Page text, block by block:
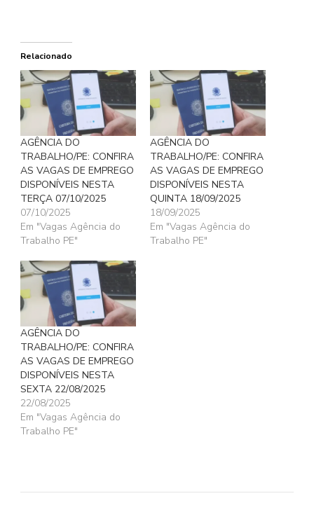
Relacionado
AGÊNCIA DO
TRABALHO/PE: CONFIRA
AS VAGAS DE EMPREGO
DISPONÍVEIS NESTA
TERÇA 07/10/2025
07/10/2025
Em "Vagas Agência do
Trabalho PE"
AGÊNCIA DO
TRABALHO/PE: CONFIRA
AS VAGAS DE EMPREGO
DISPONÍVEIS NESTA
QUINTA 18/09/2025
18/09/2025
Em "Vagas Agência do
Trabalho PE"
AGÊNCIA DO
TRABALHO/PE: CONFIRA
AS VAGAS DE EMPREGO
DISPONÍVEIS NESTA
SEXTA 22/08/2025
22/08/2025
Em "Vagas Agência do
Trabalho PE"